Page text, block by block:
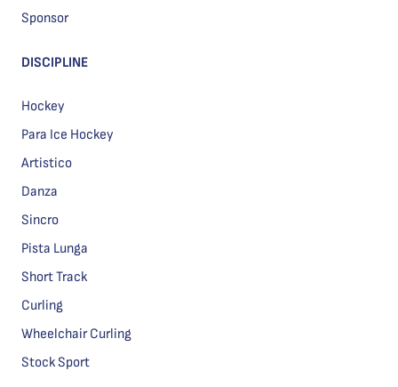
Sponsor
DISCIPLINE
Hockey
Para Ice Hockey
Artistico
Danza
Sincro
Pista Lunga
Short Track
Curling
Wheelchair Curling
Stock Sport